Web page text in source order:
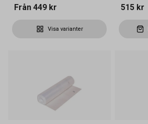
Från 449 kr
Visa varianter
515 kr